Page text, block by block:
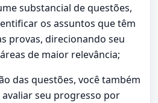
substancial de questões,
os assuntos que têm
provas, direcionando seu
de maior relevância;
das questões, você também
seu progresso por